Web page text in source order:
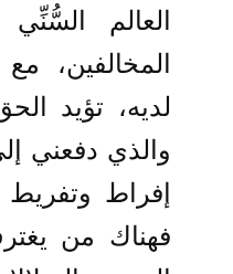
العالم
المخالفين،
لديه، تؤيد
والذي دفعني
إفراط
فهناك من